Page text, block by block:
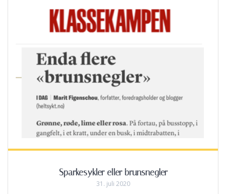
Sparkesykler eller brunsnegler
31. juli 2020